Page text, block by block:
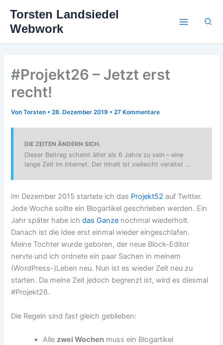
Inhalt
springen
Torsten Landsiedel
Webwork
#Projekt26 – Jetzt erst
recht!
VonTorsten •28. Dezember 2019 •27 Kommentare
DIE ZEITEN ÄNDERN SICH.
Dieser Beitrag scheint älter als 6 Jahre zu sein – eine
lange Zeit im Internet. Der Inhalt ist vielleicht veraltet ...
Im Dezember 2015 startete ich das Projekt52 auf Twitter.
Jede Woche sollte ein Blogartikel geschrieben werden. Ein
Jahr später habe ichdas Ganze nochmal wiederholt.
Danach ist die Idee erst einmal wieder eingeschlafen.
Meine Tochter wurde geboren, der neue Block-Editor
nervte und ich ordnete ein paar Sachen in meinem
(WordPress-)Leben neu. Nun ist es wieder Zeit neu zu
starten. Da meine Zeit jedoch begrenzt ist, wird es diesmal
#Projekt26.
Die Regeln sind fast gleich geblieben:
Alle zwei Wochen muss ein Blogartikel